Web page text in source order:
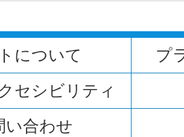
について
プ
セシビリティ
い合わせ